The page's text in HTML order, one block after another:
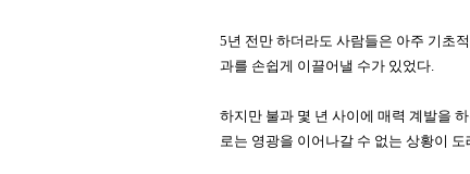
5년 전만 하더라도 사람들은 아주 기초
과를 손쉽게 이끌어낼 수가 있었다.
하지만 불과 몇 년 사이에 매력 계발을
로는 영광을 이어나갈 수 없는 상황이 도